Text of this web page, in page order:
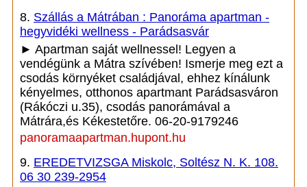
8. Szállás a Mátrában : Panoráma apartman -
hegyvidéki wellness - Parádsasvár
► Apartman saját wellnessel! Legyen a
vendégünk a Mátra szívében! Ismerje meg ezt a
csodás környéket családjával, ehhez kínálunk
kényelmes, otthonos apartmant Parádsasváron
(Rákóczi u.35), csodás panorámával a
Mátrára,és Kékestetőre. 06-20-9179246
panoramaapartman.hupont.hu
9. EREDETVIZSGA Miskolc, Soltész N. K. 108.
06 30 239-2954